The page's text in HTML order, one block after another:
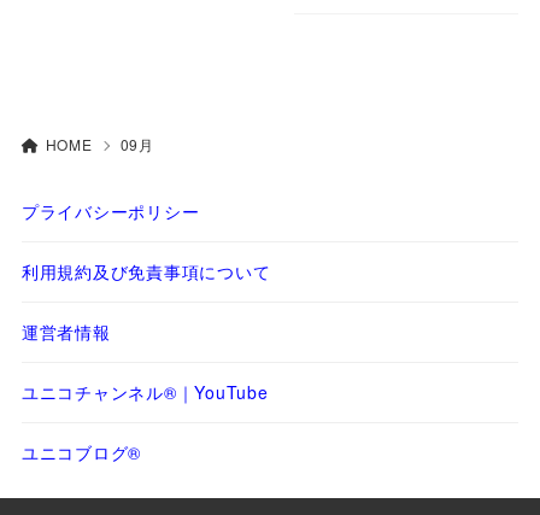
HOME 09月
プライバシーポリシー
利用規約及び免責事項について
運営者情報
ユニコチャンネル®｜YouTube
ユニコブログ®